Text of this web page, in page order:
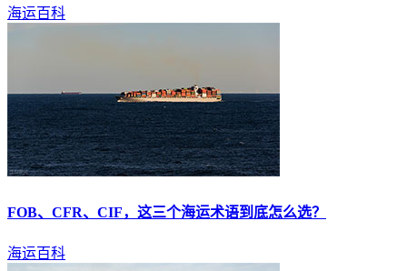
海运百科
FOB、CFR、CIF，这三个海运术语到底怎么选？
海运百科